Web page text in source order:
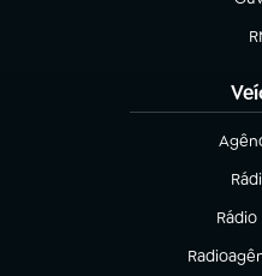
(abre
Rádio
(abre em